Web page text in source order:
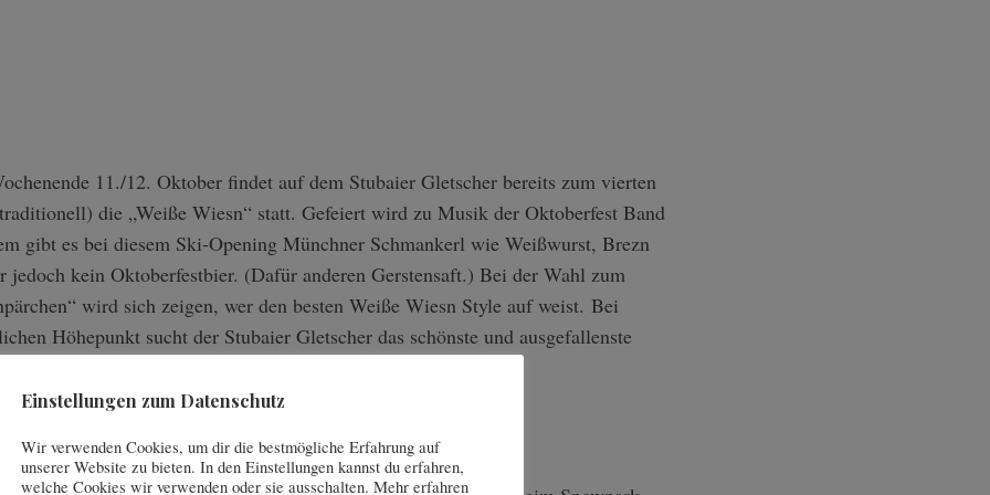
11./12. Oktober findet auf dem Stubaier Gletscher bereits zum vierten
die „Weiße Wiesn“ statt. Gefeiert wird zu Musik der Oktoberfest Band
gibt es bei diesem Ski-Opening Münchner Schmankerl wie Weißwurst, Brezn
jedoch kein Oktoberfestbier. (Dafür anderen Gerstensaft.) Bei der Wahl zum
wird sich zeigen, wer den besten Weiße Wiesn Style auf weist. Bei
Höhepunkt sucht der Stubaier Gletscher das schönste und ausgefallenste
Einstellungen zum Datenschutz
Wir verwenden Cookies, um dir die bestmögliche Erfahrung auf
unserer Website zu bieten. In den Einstellungen kannst du erfahren,
welche Cookies wir verwenden oder sie ausschalten. Mehr erfahren